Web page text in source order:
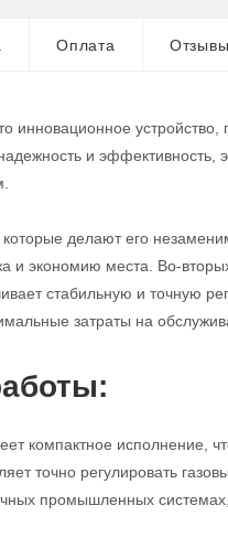
Оплата Отзывы
устройство,
и эффективность,
делают его
и экономию места. Во-
стабильную и точную
затраты на
компактное исполнение,
точно регулировать
промышленных системах,